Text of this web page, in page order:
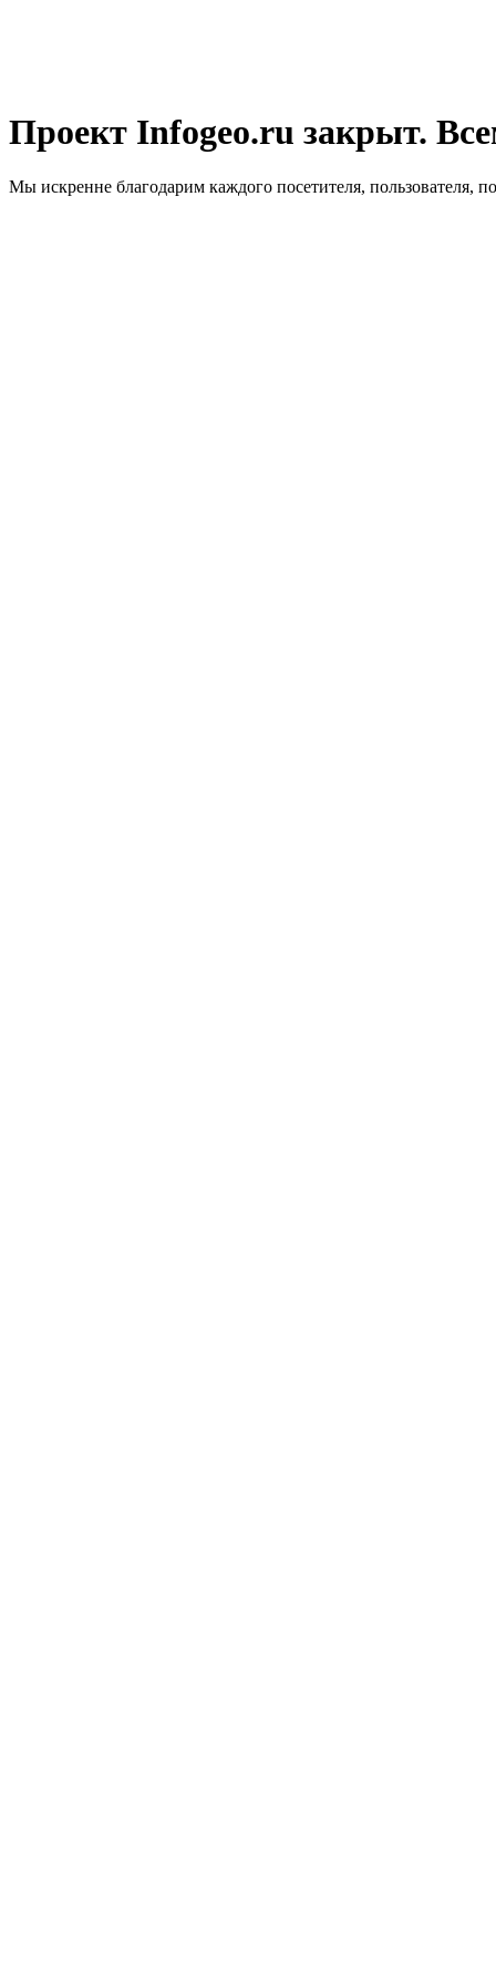
Проект Infogeo.ru закрыт.
Мы искренне благодарим каждого посетителя, пользователя,